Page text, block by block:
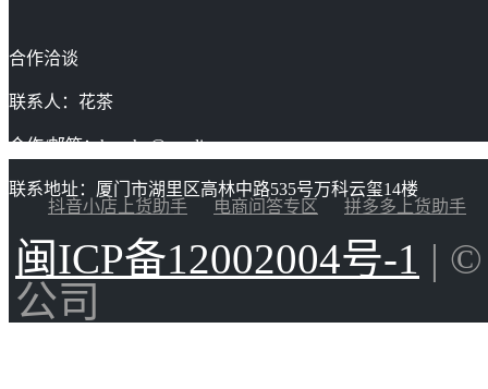
合作洽谈
联系人：花茶
合作/邮箱：huacha@gaoding.com
联系地址：厦门市湖里区高林中路535号万科云玺14楼
抖音小店上货助手
电商问答专区 拼多多上货助手
闽ICP备12002004号-1 |
公司